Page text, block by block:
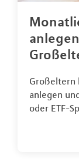
Großeltern
anlegen
oder ETF-